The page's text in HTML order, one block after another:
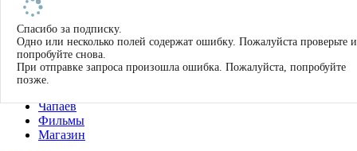
О нас
Журнал
Книги
Чапаев
Фильмы
Магазин
Спасибо за подписку.
Одно или несколько полей содержат ошибку. Пожалуйста проверьте и
попробуйте снова.
При отправке запроса произошла ошибка. Пожалуйста, попробуйте
позже.